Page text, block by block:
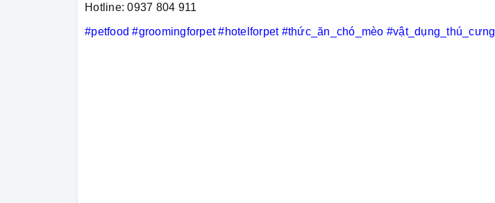
Hotline: 0937 804 911
#petfood #groomingforpet #hotelforpet #thức_ăn_chó_mèo #vật_dụng_thú_cưng